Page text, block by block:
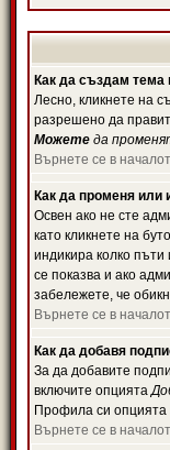
Как да създам
Лесно, кликнете на
разрешено да
Можете да
Върнете се в
Как да променя или
Освен ако не сте
като кликнете на
индикира колко пъти
се показва и ако
забележете, че
Върнете се в
Как да добавя
За да добавите
включите опцията
Профила си опцията
Върнете се в